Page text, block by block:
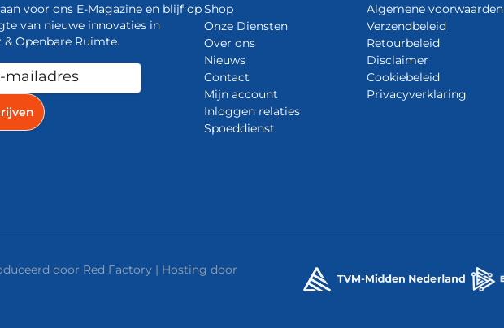
voor ons E-Magazine en blijf op
van nieuwe innovaties in
& Openbare Ruimte.
Shop
Onze Diensten
Over ons
Nieuws
Contact
Mijn account
Inloggen relaties
Spoeddienst
Algemene voorwaarden
Verzendbeleid
Retourbeleid
Disclaimer
Cookiebeleid
Privacyverklaring
door Red Factory | Hosting door